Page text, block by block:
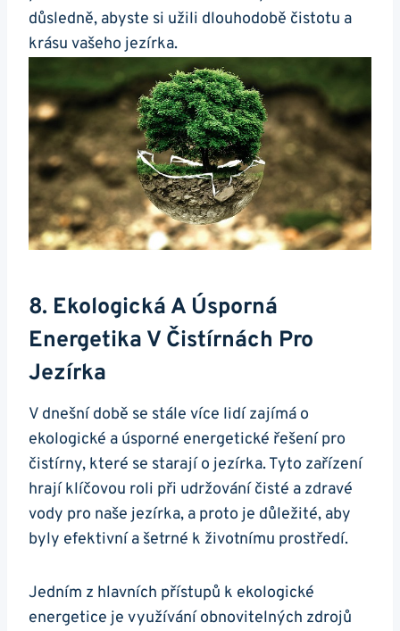
důsledně, abyste si užili dlouhodobě čistotu a
krásu vašeho jezírka.
8. Ekologická A Úsporná
Energetika V Čistírnách Pro
Jezírka
V dnešní době se stále více lidí zajímá o
ekologické a úsporné energetické řešení pro
čistírny, které se starají o jezírka. Tyto zařízení
hrají klíčovou roli při udržování čisté a zdravé
vody pro naše jezírka, a proto je důležité, aby
byly efektivní a šetrné k životnímu prostředí.
Jedním z hlavních přístupů k ekologické
energetice je využívání obnovitelných zdrojů